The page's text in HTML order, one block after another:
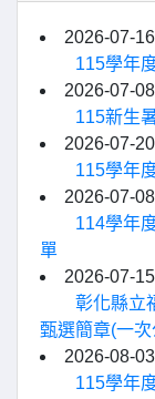
2026-07-16
115學年
2026-07-08
115新生
2026-07-20
115學年
2026-07-08
114學年
單
2026-07-15
彰化縣立
甄選簡章(一次
2026-08-03
115學年